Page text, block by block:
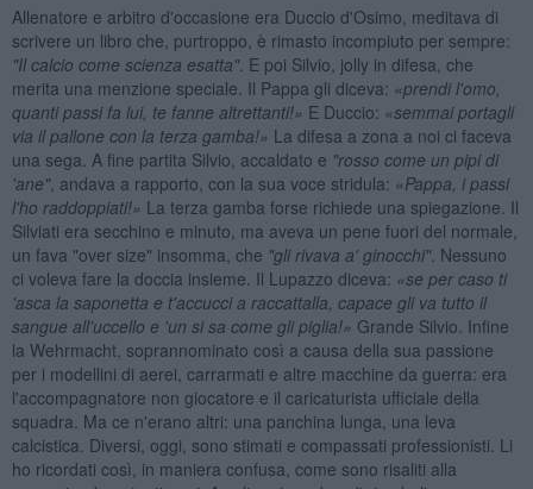
Allenatore e arbitro d'occasione era Duccio d'Osimo, meditava di
scrivere un libro che, purtroppo, è rimasto incompiuto per sempre:
"Il calcio come scienza esatta". E poi Silvio, jolly in difesa, che
merita una menzione speciale. Il Pappa gli diceva: «prendi l'omo,
quanti passi fa lui, te fanne altrettanti!» E Duccio: «semmai portagli
via il pallone con la terza gamba!» La difesa a zona a noi ci faceva
una sega. A fine partita Silvio, accaldato e "rosso come un pipi di
'ane", andava a rapporto, con la sua voce stridula: «Pappa, i passi
l'ho raddoppiati!» La terza gamba forse richiede una spiegazione. Il
Silviati era secchino e minuto, ma aveva un pene fuori del normale,
un fava "over size" insomma, che "gli rivava a' ginocchi". Nessuno
ci voleva fare la doccia insieme. Il Lupazzo diceva: «se per caso ti
'asca la saponetta e t'accucci a raccattalla, capace gli va tutto il
sangue all'uccello e 'un si sa come gli piglia!» Grande Silvio. Infine
la Wehrmacht, soprannominato così a causa della sua passione
per i modellini di aerei, carrarmati e altre macchine da guerra: era
l'accompagnatore non giocatore e il caricaturista ufficiale della
squadra. Ma ce n'erano altri: una panchina lunga, una leva
calcistica. Diversi, oggi, sono stimati e compassati professionisti. Li
ho ricordati così, in maniera confusa, come sono risaliti alla